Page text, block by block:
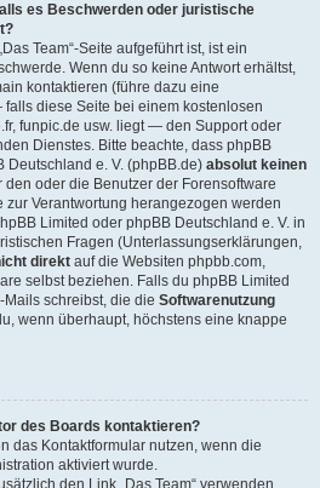
es Beschwerden oder juristische
Team“-Seite aufgeführt ist, ist ein
Wenn du so keine Antwort erhältst,
kontaktieren (führe dazu eine
diese Seite bei einem kostenlosen
funpic.de usw. liegt — den Support oder
Dienstes. Bitte beachte, dass phpBB
Deutschland e. V. (phpBB.de) absolut keinen
oder die Benutzer der Forensoftware
zur Verantwortung herangezogen werden
Limited oder phpBB Deutschland e. V. in
Fragen (Unterlassungserklärungen,
direkt auf die Websiten phpbb.com,
selbst beziehen. Falls du phpBB Limited
schreibst, die die Softwarenutzung
wenn überhaupt, höchstens eine knappe
des Boards kontaktieren?
das Kontaktformular nutzen, wenn die
aktiviert wurde.
den Link „Das Team“ verwenden.